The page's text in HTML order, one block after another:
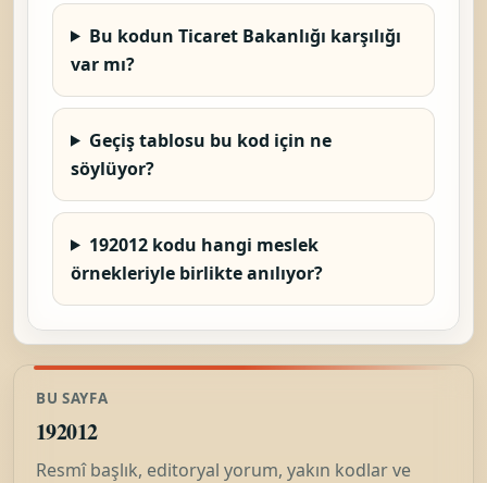
Bu kodun Ticaret Bakanlığı karşılığı
var mı?
Geçiş tablosu bu kod için ne
söylüyor?
192012 kodu hangi meslek
örnekleriyle birlikte anılıyor?
BU SAYFA
192012
Resmî başlık, editoryal yorum, yakın kodlar ve